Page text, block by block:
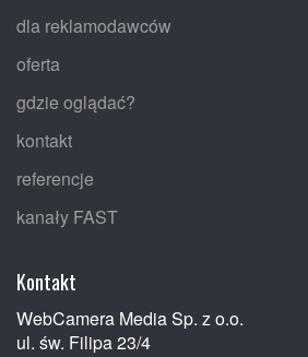
dla reklamodawców
oferta
gdzie oglądać?
kontakt
referencje
kanały FAST
Kontakt
WebCamera Media Sp. z o.o.
ul. św. Filipa 23/4